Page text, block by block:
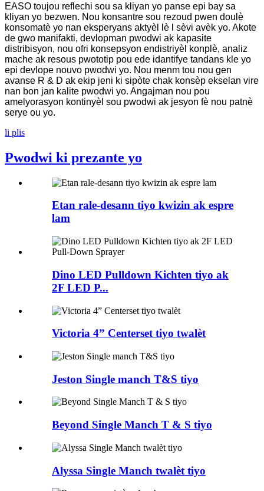
EASO toujou reflechi sou sa kliyan yo panse epi bay sa
kliyan yo bezwen. Nou konsantre sou rezoud pwen doulè
konsomatè yo nan eksperyans aktyèl lè l sèvi avèk yo. Akote
de gwo manifakti, devlopman pwodwi ak kapasite
distribisyon, nou ofri konsepsyon endistriyèl konplè, analiz
mache ak resous pwototip pou ede idantifye tandans kle yo
epi devlope nouvo pwodwi yo. Nou menm tou nou gen
avanse R & D ak ekip jeni ki sipòte chak konsèp ekselan vire
nan bon jan kalite pwodwi yo. Angajman nou pou
amelyorasyon kontinyèl sou pwodwi ak jesyon fè nou patnè
serye ou yo.
li plis
Pwodwi ki prezante yo
Etan rale-desann tiyo kwizin ak espre
lam
Dino LED Pulldown Kichten tiyo ak
2F LED P...
Victoria 4” Centerset tiyo twalèt
Jeston Single manch T&S tiyo
Beyond Single Manch T & S tiyo
Alyssa Single Manch twalèt tiyo